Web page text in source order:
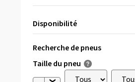
Disponibilité
Recherche de pneus
Taille du pneu